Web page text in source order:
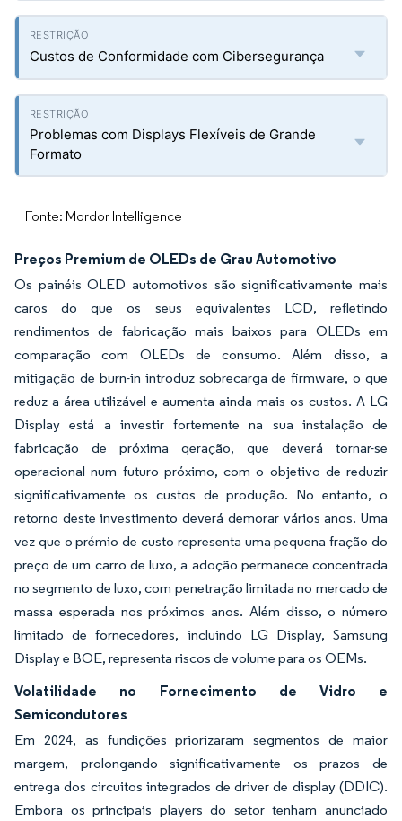
Custos de Conformidade com Cibersegurança
Problemas com Displays Flexíveis de Grande
Formato
Fonte: Mordor Intelligence
Preços Premium de OLEDs de Grau Automotivo
Os painéis OLED automotivos são significativamente mais
caros do que os seus equivalentes LCD, refletindo
rendimentos de fabricação mais baixos para OLEDs em
comparação com OLEDs de consumo. Além disso, a
mitigação de burn-in introduz sobrecarga de firmware, o que
reduz a área utilizável e aumenta ainda mais os custos. A LG
Display está a investir fortemente na sua instalação de
fabricação de próxima geração, que deverá tornar-se
operacional num futuro próximo, com o objetivo de reduzir
significativamente os custos de produção. No entanto, o
retorno deste investimento deverá demorar vários anos. Uma
vez que o prémio de custo representa uma pequena fração do
preço de um carro de luxo, a adoção permanece concentrada
no segmento de luxo, com penetração limitada no mercado de
massa esperada nos próximos anos. Além disso, o número
limitado de fornecedores, incluindo LG Display, Samsung
Display e BOE, representa riscos de volume para os OEMs.
Volatilidade no Fornecimento de Vidro e
Semicondutores
Em 2024, as fundições priorizaram segmentos de maior
margem, prolongando significativamente os prazos de
entrega dos circuitos integrados de driver de display (DDIC).
Embora os principais players do setor tenham anunciado